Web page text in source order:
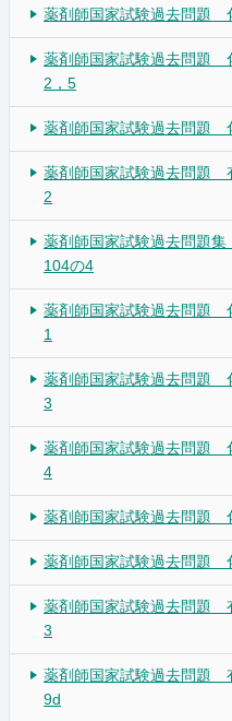
薬剤師国家試験過去問
薬剤師国家試験過去問
2，5
薬剤師国家試験過去問
薬剤師国家試験過去問
2
薬剤師国家試験過去問
104の4
薬剤師国家試験過去問
1
薬剤師国家試験過去問
3
薬剤師国家試験過去問
4
薬剤師国家試験過去問
薬剤師国家試験過去問
薬剤師国家試験過去問
3
薬剤師国家試験過去問
9d